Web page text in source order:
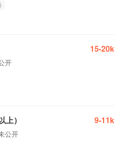
15-20k
开
上） 9-11k
公开